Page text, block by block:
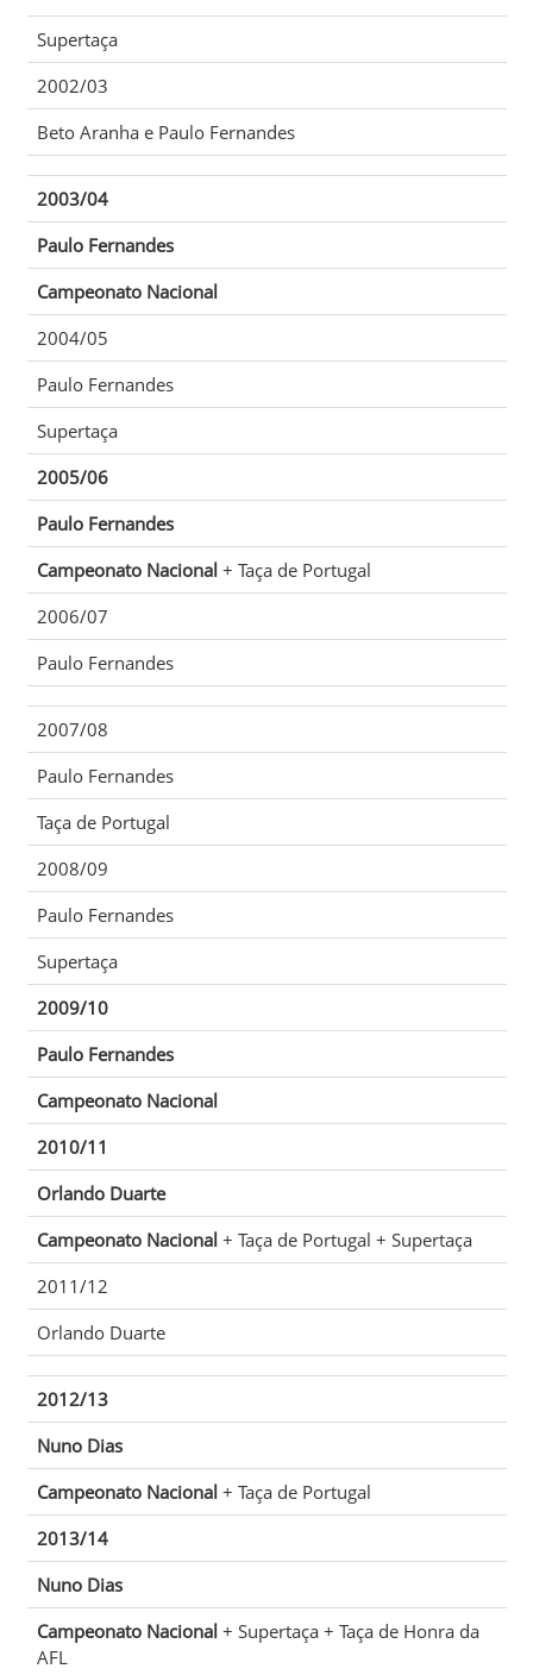
Supertaça
2002/03
Beto Aranhae Paulo Fernandes
2003/04
Paulo Fernandes
Campeonato Nacional
2004/05
Paulo Fernandes
Supertaça
2005/06
Paulo Fernandes
Campeonato Nacional+ Taça de Portugal
2006/07
Paulo Fernandes
2007/08
Paulo Fernandes
Taça de Portugal
2008/09
Paulo Fernandes
Supertaça
2009/10
Paulo Fernandes
Campeonato Nacional
2010/11
Orlando Duarte
Campeonato Nacional+ Taça de Portugal + Supertaça
2011/12
Orlando Duarte
2012/13
Nuno Dias
Campeonato Nacional+ Taça de Portugal
2013/14
Nuno Dias
Campeonato Nacional+ Supertaça + Taça de Honra da
AFL